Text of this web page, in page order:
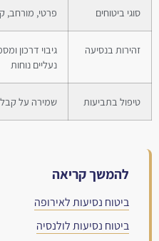
סוגי ביטוחים פרטי, מורחב,
זהירות בנסיעה
גיבוי דרכון
נעליים נוחות
טיפול בתביעות שמירה על
להמשך קריאה
ביטוח נסיעות לאירופה
ביטוח נסיעות לולנסיה